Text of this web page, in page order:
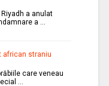
a anulat
a …
african straniu
care veneau
…